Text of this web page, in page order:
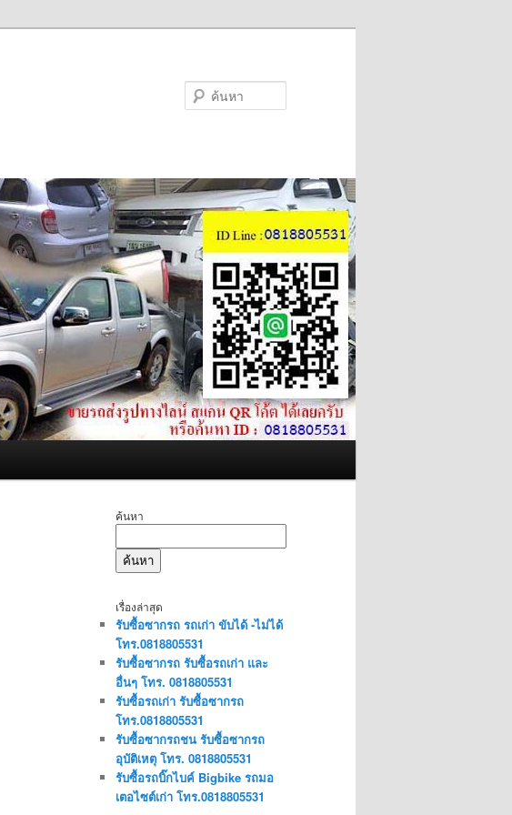
ค้นหา
ค้นหา
เรื่องล่าสุด
รับซื้อซากรถ รถเก่า ขับได้ -ไม่ได้
โทร.0818805531
รับซื้อซากรถ รับซื้อรถเก่า และ
อื่นๆ โทร. 0818805531
รับซื้อรถเก่า รับซื้อซากรถ
โทร.0818805531
รับซื้อซากรถชน รับซื้อซากรถ
อุบัติเหตุ โทร. 0818805531
รับซื้อรถบิ๊กไบค์ Bigbike รถมอ
เตอไซต์เก่า โทร.0818805531